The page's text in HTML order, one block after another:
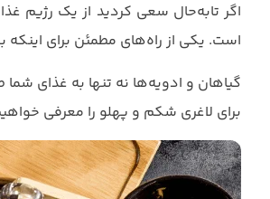
اگر تابه‌حال سعی کردید از یک رژیم
است. یکی از راه‌های مطمئن برای اینکه
گیاهان و ادویه‌ها نه تنها به غذای
برای لاغری شکم و پهلو را معرفی